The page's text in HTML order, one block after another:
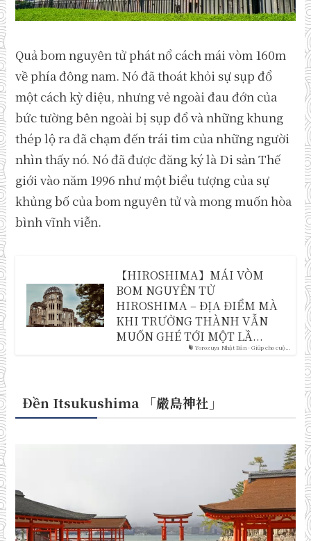
Quả bom nguyên tử phát nổ cách mái vòm 160m
về phía đông nam. Nó đã thoát khỏi sự sụp đổ
một cách kỳ diệu, nhưng vẻ ngoài đau đớn của
bức tường bên ngoài bị sụp đổ và những khung
thép lộ ra đã chạm đến trái tim của những người
nhìn thấy nó. Nó đã được đăng ký là Di sản Thế
giới vào năm 1996 như một biểu tượng của sự
khủng bố của bom nguyên tử và mong muốn hòa
bình vĩnh viễn.
Yorozuya Nhật Bản - Giúp cho cuộ...
【HIROSHIMA】MÁI VÒM
BOM NGUYÊN TỬ
HIROSHIMA – ĐỊA ĐIỂM MÀ
KHI TRƯỞNG THÀNH VẪN
MUỐN GHÉ TỚI MỘT LẦ...
Đền Itsukushima 「嚴島神社 」